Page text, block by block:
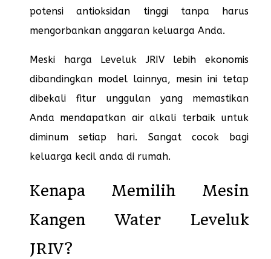
potensi antioksidan tinggi tanpa harus
mengorbankan anggaran keluarga Anda.
Meski harga Leveluk JRIV lebih ekonomis
dibandingkan model lainnya, mesin ini tetap
dibekali fitur unggulan yang memastikan
Anda mendapatkan air alkali terbaik untuk
diminum setiap hari. Sangat cocok bagi
keluarga kecil anda di rumah.
Kenapa Memilih Mesin
Kangen Water Leveluk
JRIV?